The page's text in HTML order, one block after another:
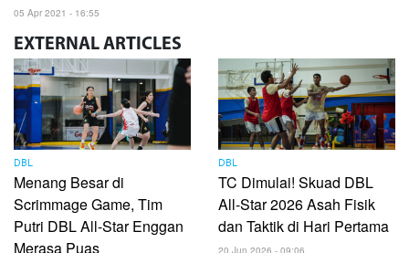
05 Apr 2021 - 16:55
EXTERNAL ARTICLES
DBL
Menang Besar di
Scrimmage Game, Tim
Putri DBL All-Star Enggan
Merasa Puas
DBL
TC Dimulai! Skuad DBL
All-Star 2026 Asah Fisik
dan Taktik di Hari Pertama
20 Jun 2026 - 09:06